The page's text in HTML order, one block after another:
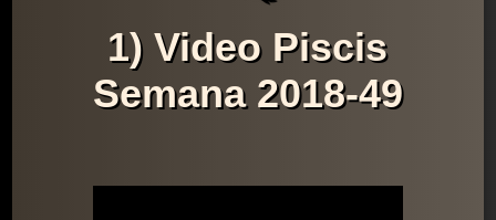
1) Video Piscis
Semana 2018-49